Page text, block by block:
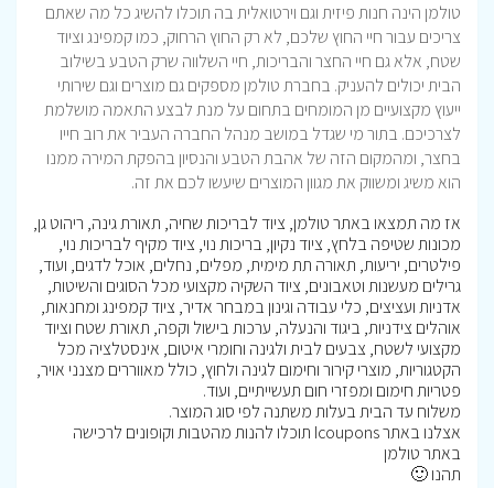
טולמן הינה חנות פיזית וגם וירטואלית בה תוכלו להשיג כל מה שאתם
צריכים עבור חיי החוץ שלכם, לא רק החוץ הרחוק, כמו קמפינג וציוד
שטח, אלא גם חיי החצר והבריכות, חיי השלווה שרק הטבע בשילוב
הבית יכולים להעניק. בחברת טולמן מספקים גם מוצרים וגם שירותי
ייעוץ מקצועיים מן המומחים בתחום על מנת לבצע התאמה מושלמת
לצרכיכם. בתור מי שגדל במושב מנהל החברה העביר את רוב חייו
בחצר, ומהמקום הזה של אהבת הטבע והנסיון בהפקת המירה ממנו
הוא משיג ומשווק את מגוון המוצרים שיעשו לכם את זה.
אז מה תמצאו באתר טולמן, ציוד לבריכות שחיה, תאורת גינה, ריהוט גן,
מכונות שטיפה בלחץ, ציוד נקיון, בריכות נוי, ציוד מקיף לבריכות נוי,
פילטרים, יריעות, תאורה תת מימית, מפלים, נחלים, אוכל לדגים, ועוד,
גרילים מעשנות וטאבונים, ציוד השקיה מקצועי מכל הסוגים והשיטות,
אדניות ועציצים, כלי עבודה וגינון במבחר אדיר, ציוד קמפינג ומחנאות,
אוהלים צידניות, ביגוד והנעלה, ערכות בישול וקפה, תאורת שטח וציוד
מקצועי לשטח, צבעים לבית ולגינה וחומרי איטום, אינסטלציה מכל
הקטגוריות, מוצרי קירור וחימום לגינה ולחוץ, כולל מאווררים מצנני אויר,
פטריות חימום ומפזרי חום תעשייתיים, ועוד.
משלוח עד הבית בעלות משתנה לפי סוג המוצר.
אצלנו באתר Icoupons תוכלו להנות מהטבות וקופונים לרכישה
באתר טולמן
תהנו 🙂